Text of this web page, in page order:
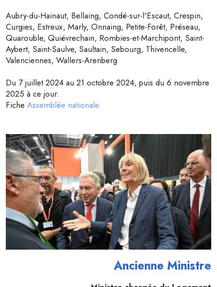
Aubry-du-Hainaut, Bellaing, Condé-sur-l'Escaut, Crespin,
Curgies, Estreux, Marly, Onnaing, Petite-Forêt, Préseau,
Quarouble, Quiévrechain, Rombies-et-Marchipont, Saint-
Aybert, Saint-Saulve, Saultain, Sebourg, Thivencelle,
Valenciennes, Wallers-Arenberg
Du 7 juillet 2024 au 21 octobre 2024, puis du 6 novembre
2025 à ce jour.
Fiche Assemblée nationale
Ancienne Ministre